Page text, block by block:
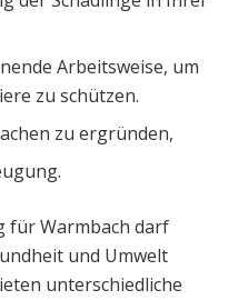
Arbeitsweise, um
zu schützen.
zu ergründen,
für Warmbach darf
und Umwelt
unterschiedliche